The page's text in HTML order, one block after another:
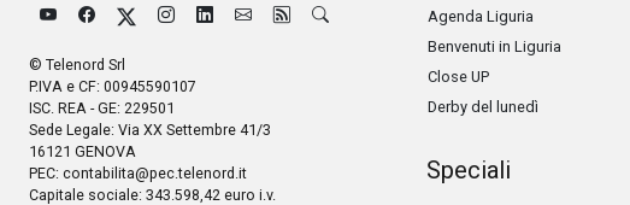
© Telenord Srl
P.IVA e CF: 00945590107
ISC. REA - GE: 229501
Sede Legale: Via XX Settembre 41/3
16121 GENOVA
PEC: contabilita@pec.telenord.it
Capitale sociale: 343.598,42 euro i.v.
Agenda Liguria
Benvenuti in Liguria
Close UP
Derby del lunedì
Speciali